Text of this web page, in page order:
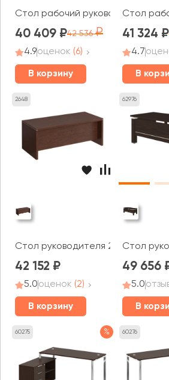
Стол рабочий руководителя на
40 409 42 536
4.9оценок (6)
В корзину
Стол
41 324
4.7
В
2648
Стол руководителя 200x90x75
42 152
5.0оценок (2)
В корзину
62976
Стол
49 656
5.0
В
60275 % 60276